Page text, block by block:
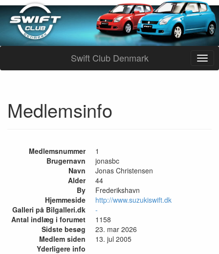
Swift Club Denmark
Medlemsinfo
Medlemsnummer
1
Brugernavn
jonasbc
Navn
Jonas Christensen
Alder
44
By
Frederikshavn
Hjemmeside
http://www.suzukiswift.dk
Galleri på Bilgalleri.dk
-
Antal indlæg i forumet
1158
Sidste besøg
23. mar 2026
Medlem siden
13. jul 2005
Yderligere info